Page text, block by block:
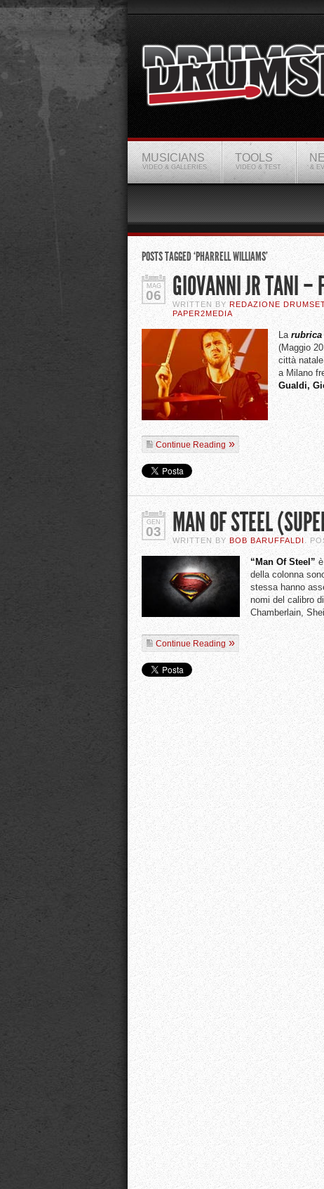
MUSICIANS
VIDEO & GALLERIES
TOOLS
VIDEO & TEST &
POSTS TAGGED ‘PHARRELL WILLIAMS’
MAG
06 GIOVANNI JR TANI –
WRITTEN BY REDAZIONE
PAPER2MEDIA
La rubrica
(Maggio
città
a Milano
Gualdi,
Continue Reading
GEN
03 MAN OF STEEL
WRITTEN BY BOB BARUFFALDI .
“Man Of Steel” è
della colonna
stessa hanno
nomi del calibro
Chamberlain,
Continue Reading